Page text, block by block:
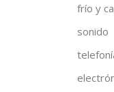
frío y
sonido